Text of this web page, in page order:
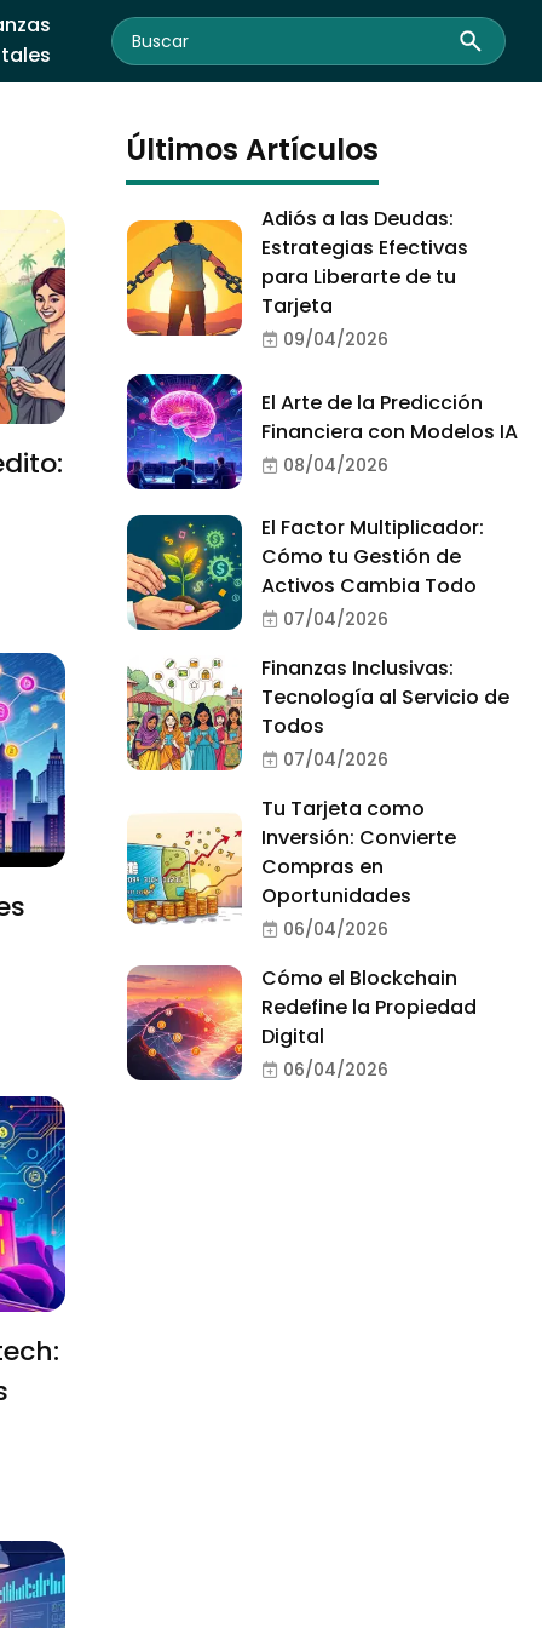
Últimos Artículos
Adiós a las Deudas:
Estrategias Efectivas
para Liberarte de tu
Tarjeta
09/04/2026
El Arte de la Predicción
Financiera con Modelos IA
08/04/2026
El Factor Multiplicador:
Cómo tu Gestión de
Activos Cambia Todo
07/04/2026
Finanzas Inclusivas:
Tecnología al Servicio de
Todos
07/04/2026
Tu Tarjeta como
Inversión: Convierte
Compras en
Oportunidades
06/04/2026
Cómo el Blockchain
Redefine la Propiedad
Digital
06/04/2026